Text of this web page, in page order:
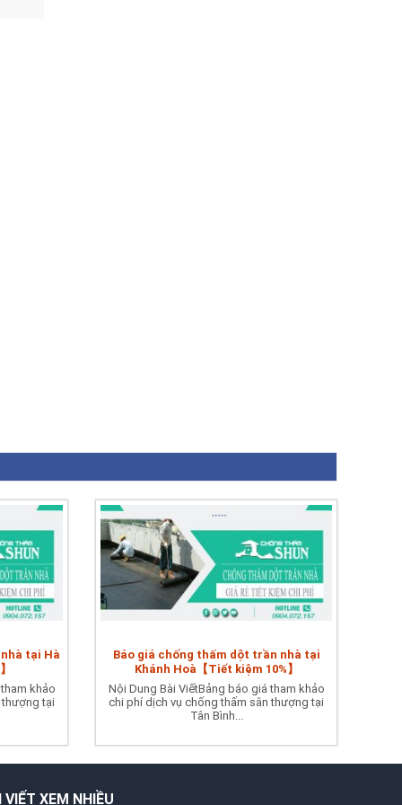
tại Hà
khảo
thượng tại
Báo giá chống thấm dột trần nhà tại
Khánh Hoà【Tiết kiệm 10%】
Nội Dung Bài ViếtBảng báo giá tham khảo
chi phí dịch vụ chống thấm sân thượng tại
Tân Bình...
VIẾT XEM NHIỀU